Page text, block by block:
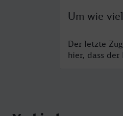
Um wie
Der letzte
hier, dass der